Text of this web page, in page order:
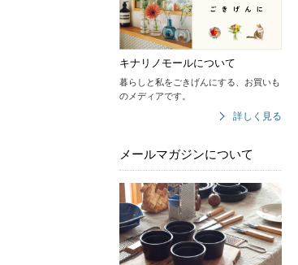
キナリノモールについて
暮らしと私をごきげんにする、お買いも
のメディアです。
詳しく見る
メールマガジンについて